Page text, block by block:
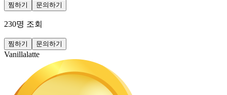
찜하기 문의하기
230명 조회
찜하기 문의하기
Vanillalatte